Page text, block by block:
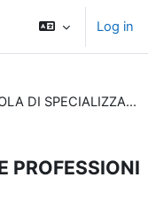
Log in
AA22/23 - SCUOLA DI SPECIALIZZAZIONE PER LE PROFESSIONI LEGALI (SSPL)
PROFESSIONI